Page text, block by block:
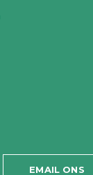
EMAIL ONS